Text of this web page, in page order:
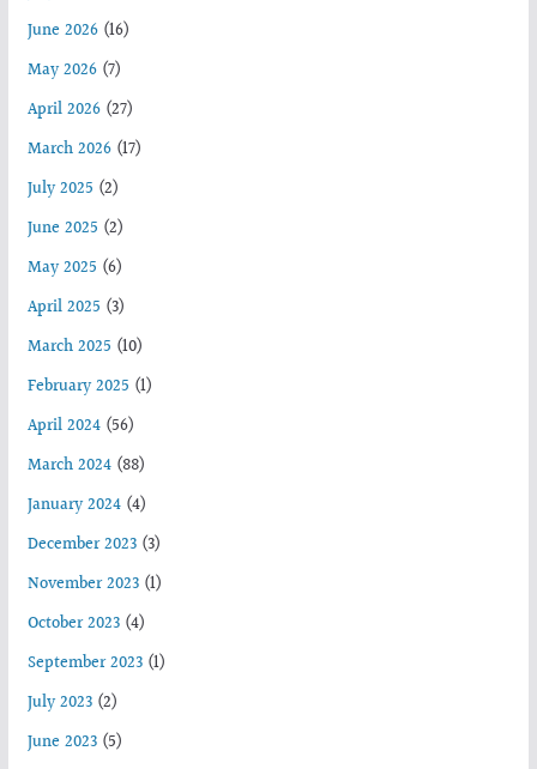
June 2026(16)
May 2026(7)
April 2026(27)
March 2026(17)
July 2025 (2)
June 2025 (2)
May 2025 (6)
April 2025 (3)
March 2025 (10)
February 2025 (1)
April 2024(56)
March 2024(88)
January 2024(4)
December 2023(3)
November 2023(1)
October 2023(4)
September 2023(1)
July 2023(2)
June 2023(5)